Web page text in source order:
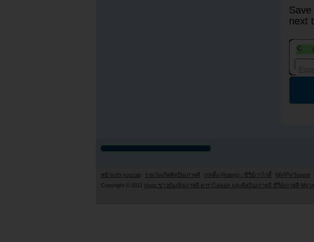
next
หน้าแรก youzab รวมวันเกิดศิลปินเกาหลี เรตติ้ง (Rating) : ซีรี่ย์/วาไรตี้ MV/PV/Teaser
Copyright © 2011
Kpop ข่าวบันเทิงเกาหลี ดาราไอดอล และศิลปินเกาหลี ซีรี่ย์เกาหลี MV